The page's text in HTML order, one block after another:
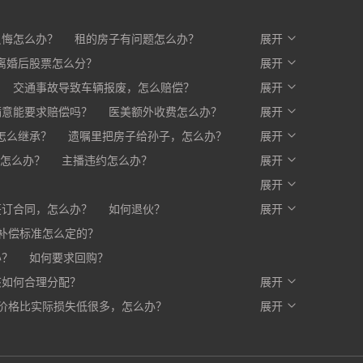
怎么办？
租的房子有问题怎么办？
办？
开发商不交房怎么办?
展开
婚后股票怎么分？
展开
交通事故导致车辆报废，怎么赔偿？
展开
能要求赔偿吗？
医美额外收费怎么办？
部分，剩下的怎么办？
展开
么继承？
遗嘱里把房子给孙子，怎么办？
展开
么办？
主播违约怎么办？
展开
展开
合同，怎么办？
如何退伙？
展开
偿标准怎么定的？
如何要求回购？
何合理分配？
入合同，有口头约定有效吗？
展开
比实际损失低很多，怎么办？
展开